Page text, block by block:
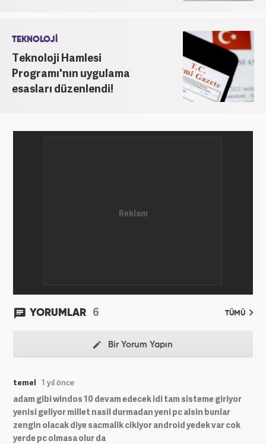
TEKNOLOJİ
Teknoloji Hamlesi
Programı'nın uygulama
esasları düzenlendi!
YORUMLAR 6 TÜMÜ
Bir Yorum Yapın
temel 1 yıl önce
adam gibi windos 10 devam edecek idi tam sisteme giriyor
yenisi geliyor millet nasil durmadan yeni pc alsin bunlar
zengin olacak diye sacmalik cikiyor android yedek var cok
yerde pc olmasa olur da